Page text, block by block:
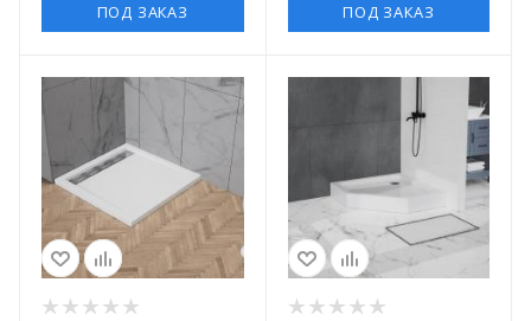
ПОД ЗАКАЗ ПОД ЗАКАЗ